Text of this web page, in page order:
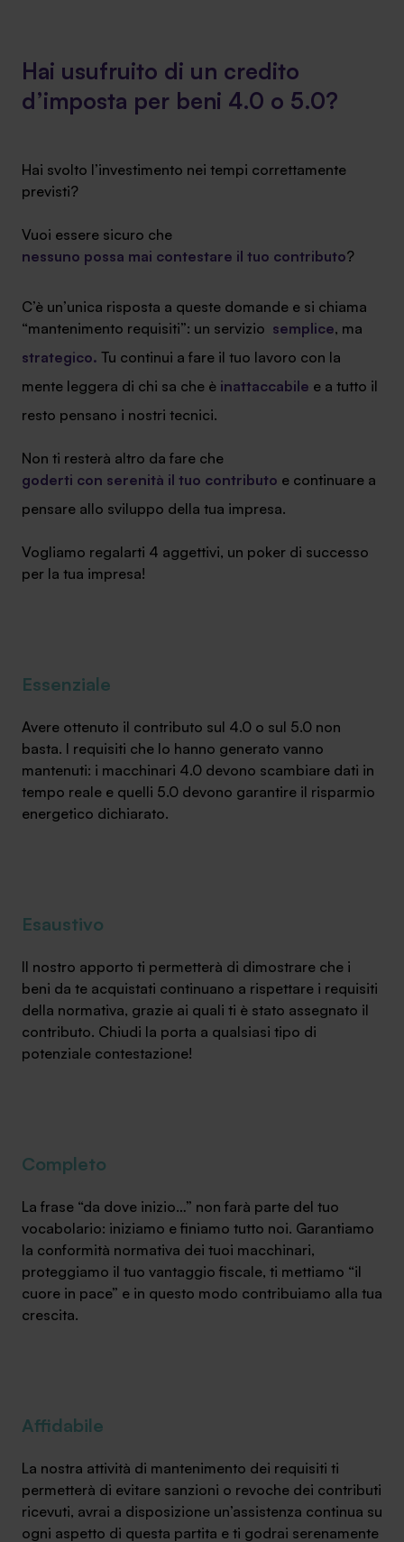
Hai usufruito di un credito
d’imposta per beni 4.0 o 5.0?
Hai svolto l’investimento nei tempi correttamente
previsti?
Vuoi essere sicuro che
nessuno possa mai contestare il tuo contributo?
C’è un’unica risposta a queste domande e si chiama
“mantenimento requisiti”: un servizio semplice, ma
strategico. Tu continui a fare il tuo lavoro con la
mente leggera di chi sa che è inattaccabile e a tutto il
resto pensano i nostri tecnici.
Non ti resterà altro da fare che
goderti con serenità il tuo contributo e continuare a
pensare allo sviluppo della tua impresa.
Vogliamo regalarti 4 aggettivi, un poker di successo
per la tua impresa!
Essenziale
Avere ottenuto il contributo sul 4.0 o sul 5.0 non
basta. I requisiti che lo hanno generato vanno
mantenuti: i macchinari 4.0 devono scambiare dati in
tempo reale e quelli 5.0 devono garantire il risparmio
energetico dichiarato.
Esaustivo
Il nostro apporto ti permetterà di dimostrare che i
beni da te acquistati continuano a rispettare i requisiti
della normativa, grazie ai quali ti è stato assegnato il
contributo. Chiudi la porta a qualsiasi tipo di
potenziale contestazione!
Completo
La frase “da dove inizio…” non farà parte del tuo
vocabolario: iniziamo e finiamo tutto noi. Garantiamo
la conformità normativa dei tuoi macchinari,
proteggiamo il tuo vantaggio fiscale, ti mettiamo “il
cuore in pace” e in questo modo contribuiamo alla tua
crescita.
Affidabile
La nostra attività di mantenimento dei requisiti ti
permetterà di evitare sanzioni o revoche dei contributi
ricevuti, avrai a disposizione un’assistenza continua su
ogni aspetto di questa partita e ti godrai serenamente